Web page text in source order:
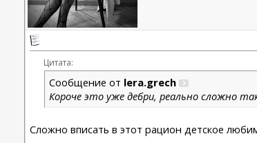
Цитата:
Сообщение от lera.grech
Короче это уже дебри, реально сложно
Сложно вписать в этот рацион детское